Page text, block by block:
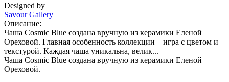
Designed by
Savour Gallery
Описание:
Чаша Cosmic Blue создана вручную из керамики Еленой
Ореховой. Главная особенность коллекции – игра с цветом и
текстурой. Каждая чаша уникальна, велик...
Чаша Cosmic Blue создана вручную из керамики Еленой
Ореховой.